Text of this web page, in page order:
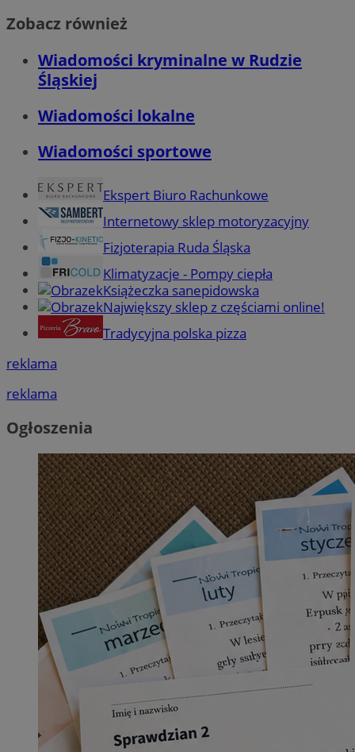
Zobacz również
Wiadomości kryminalne w Rudzie
Śląskiej
Wiadomości lokalne
Wiadomości sportowe
Ekspert Biuro Rachunkowe
Internetowy sklep motoryzacyjny
Fizjoterapia Ruda Śląska
Klimatyzacje - Pompy ciepła
Książeczka sanepidowska
Największy sklep z częściami online!
Tradycyjna polska pizza
reklama
reklama
Ogłoszenia